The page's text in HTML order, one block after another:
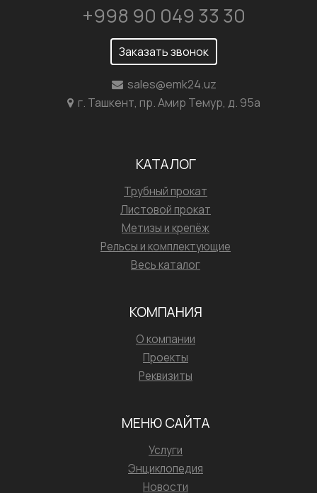
+998 90 049 33 30
Заказать звонок
sales@emk24.uz
г. Ташкент, пр. Амир Темур, д. 95а
КАТАЛОГ
Трубный прокат
Листовой прокат
Метизы и крепёж
Рельсы и комплектующие
Весь каталог
КОМПАНИЯ
О компании
Проекты
Реквизиты
МЕНЮ САЙТА
Услуги
Энциклопедия
Новости